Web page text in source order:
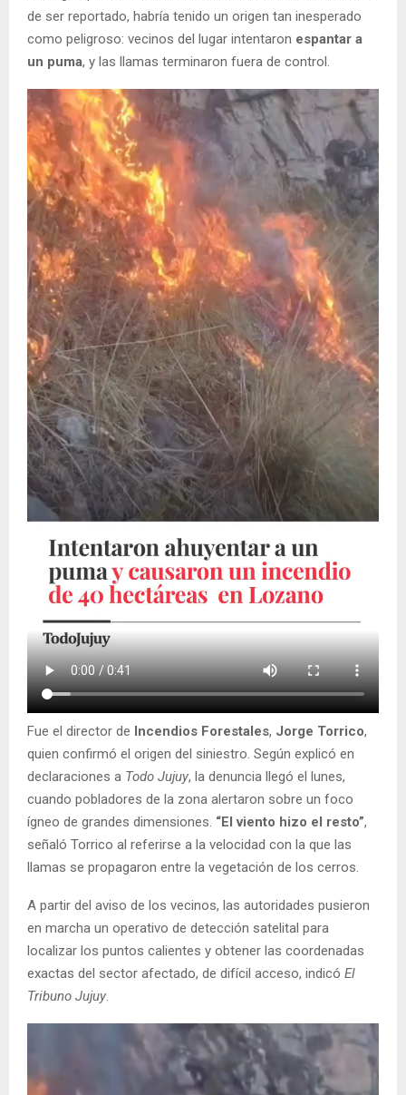
de ser reportado, habría tenido un origen tan inesperado
como peligroso: vecinos del lugar intentaron espantar a
un puma, y las llamas terminaron fuera de control.
Fue el director de Incendios Forestales, Jorge Torrico,
quien confirmó el origen del siniestro. Según explicó en
declaraciones a Todo Jujuy, la denuncia llegó el lunes,
cuando pobladores de la zona alertaron sobre un foco
ígneo de grandes dimensiones. “El viento hizo el resto”,
señaló Torrico al referirse a la velocidad con la que las
llamas se propagaron entre la vegetación de los cerros.
A partir del aviso de los vecinos, las autoridades pusieron
en marcha un operativo de detección satelital para
localizar los puntos calientes y obtener las coordenadas
exactas del sector afectado, de difícil acceso, indicó El
Tribuno Jujuy.